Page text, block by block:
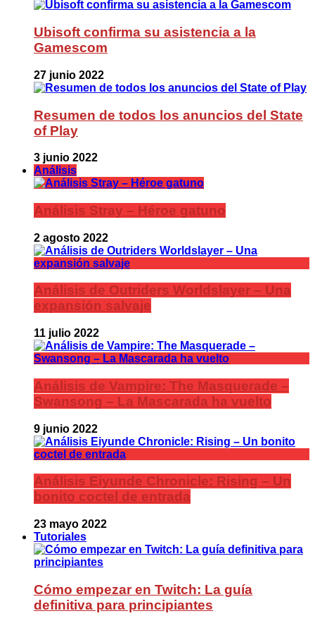
Ubisoft confirma su asistencia a la
Gamescom
27 junio 2022
Resumen de todos los anuncios del State
of Play
3 junio 2022
Análisis
Análisis Stray – Héroe gatuno
2 agosto 2022
Análisis de Outriders Worldslayer – Una
expansión salvaje
11 julio 2022
Análisis de Vampire: The Masquerade –
Swansong – La Mascarada ha vuelto
9 junio 2022
Análisis Eiyunde Chronicle: Rising – Un
bonito coctel de entrada
23 mayo 2022
Tutoriales
Cómo empezar en Twitch: La guía
definitiva para principiantes